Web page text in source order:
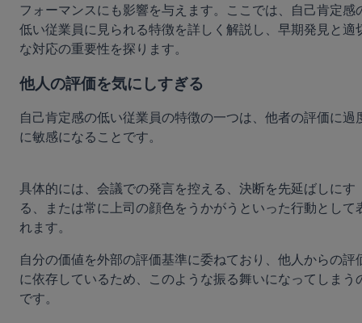
フォーマンスにも影響を与えます。ここでは、自己肯定感
低い従業員に見られる特徴を詳しく解説し、早期発見と適
な対応の重要性を探ります。
他人の評価を気にしすぎる
自己肯定感の低い従業員の特徴の一つは、他者の評価に過
に敏感になることです。
具体的には、会議での発言を控える、決断を先延ばしにす
る、または常に上司の顔色をうかがうといった行動として
れます。
自分の価値を外部の評価基準に委ねており、他人からの評
に依存しているため、このような振る舞いになってしまう
です。